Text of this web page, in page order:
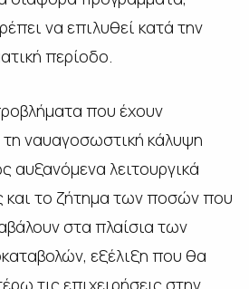
να επιλυθεί κατά την
περίοδο.
που έχουν
ναυαγοσωστική κάλυψη
αυξανόμενα λειτουργικά
το ζήτημα των ποσών που
στα πλαίσια των
εξέλιξη που θα
τις επιχειρήσεις στην